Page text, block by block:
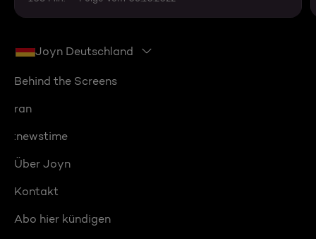
Joyn Deutschland
Behind the Screens
ran
:newstime
Über Joyn
Kontakt
Abo hier kündigen